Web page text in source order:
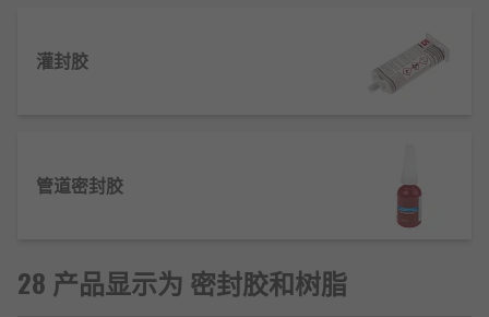
隙，彻底消除缝隙；随后通过交联反应、湿气固化或
缺氧聚合等方式，从流动态转变为具有强度和弹性的
密封性能优异，可填充0.1mm以上微小缝隙，
实现水密、气密、油密多重防护。
灌封胶
管道密封胶
28 产品显示为 密封胶和树脂